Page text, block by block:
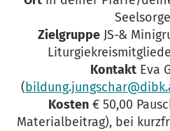
ZielgruppeJS-&
KontaktEva
(
Kosten € 50,00
Materialbeitrag), bei